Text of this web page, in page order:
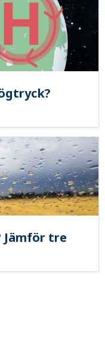
Jämför tre